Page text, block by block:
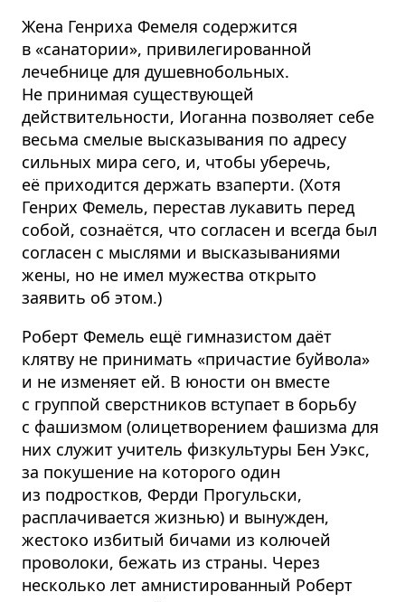
Жена Генриха Фемеля содержится
в «санатории», привилегированной
лечебнице для душевнобольных.
Не принимая существующей
действительности, Иоганна позволяет себе
весьма смелые высказывания по адресу
сильных мира сего, и, чтобы уберечь,
её приходится держать взаперти. (Хотя
Генрих Фемель, перестав лукавить перед
собой, сознаётся, что согласен и всегда был
согласен с мыслями и высказываниями
жены, но не имел мужества открыто
заявить об этом.)
Роберт Фемель ещё гимназистом даёт
клятву не принимать «причастие буйвола»
и не изменяет ей. В юности он вместе
с группой сверстников вступает в борьбу
с фашизмом (олицетворением фашизма для
них служит учитель физкультуры Бен Уэкс,
за покушение на которого один
из подростков, Ферди Прогульски,
расплачивается жизнью) и вынужден,
жестоко избитый бичами из колючей
проволоки, бежать из страны. Через
несколько лет амнистированный Роберт